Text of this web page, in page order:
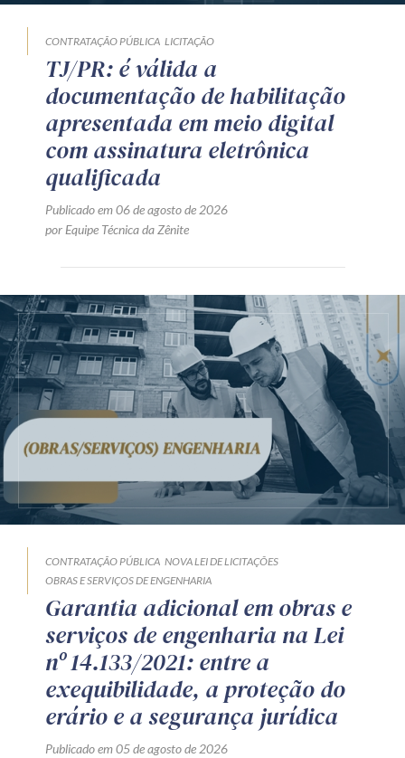
CONTRATAÇÃO PÚBLICA LICITAÇÃO
TJ/PR: é válida a
documentação de habilitação
apresentada em meio digital
com assinatura eletrônica
qualificada
Publicado em 06 de agosto de 2026
por Equipe Técnica da Zênite
CONTRATAÇÃO PÚBLICA NOVA LEI DE LICITAÇÕES
OBRAS E SERVIÇOS DE ENGENHARIA
Garantia adicional em obras e
serviços de engenharia na Lei
nº 14.133/2021: entre a
exequibilidade, a proteção do
erário e a segurança jurídica
Publicado em 05 de agosto de 2026